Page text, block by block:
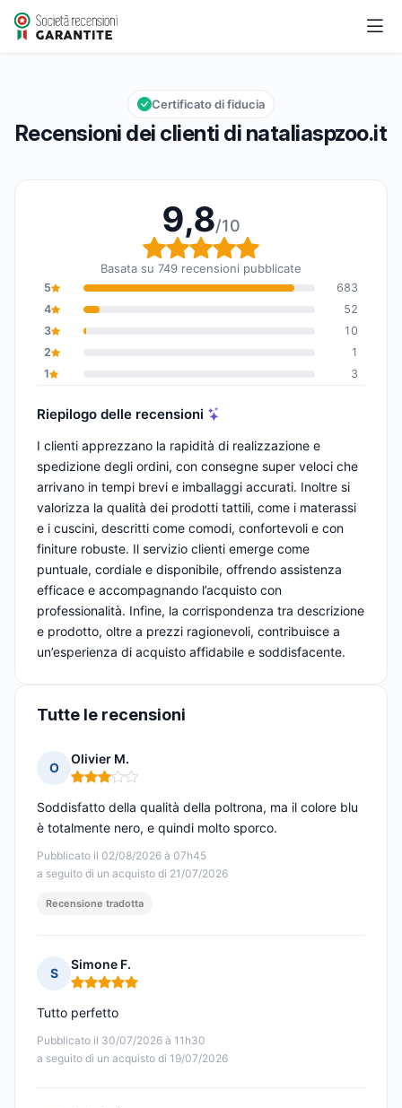
nataliaspzoo.it
Valutazione globale: 9,8 su 10
9,8/10
Recensioni dei clienti di nataliaspzoo.it
Certificato di fiducia
9,8/10
Valutazione globale:
Basata su 749 recensioni pubblicate
5
683
4
52
3
10
2
1
1
3
Riepilogo delle recensioni
I clienti apprezzano la rapidità di realizzazione e
spedizione degli ordini, con consegne super veloci che
arrivano in tempi brevi e imballaggi accurati. Inoltre si
valorizza la qualità dei prodotti tattili, come i materassi
e i cuscini, descritti come comodi, confortevoli e con
finiture robuste. Il servizio clienti emerge come
puntuale, cordiale e disponibile, offrendo assistenza
efficace e accompagnando l’acquisto con
professionalità. Infine, la corrispondenza tra descrizione
e prodotto, oltre a prezzi ragionevoli, contribuisce a
un’esperienza di acquisto affidabile e soddisfacente.
Tutte le recensioni
O
Olivier M.
Nota: 3 su 5
Pubblicato il 02/08/2026 à 07h45
a seguito di un acquisto di 21/07/2026
Soddisfatto della qualità della poltrona, ma il colore blu
è totalmente nero, e quindi molto sporco.
Recensione tradotta
S
Simone F.
Nota: 5 su 5
Pubblicato il 30/07/2026 à 11h30
a seguito di un acquisto di 19/07/2026
Tutto perfetto